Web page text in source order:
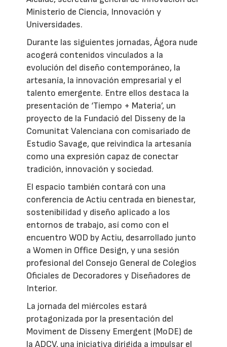
Ministerio de Ciencia, Innovación y
Universidades.
Durante las siguientes jornadas, Ágora nude
acogerá contenidos vinculados a la
evolución del diseño contemporáneo, la
artesanía, la innovación empresarial y el
talento emergente. Entre ellos destaca la
presentación de ‘Tiempo + Materia’, un
proyecto de la Fundació del Disseny de la
Comunitat Valenciana con comisariado de
Estudio Savage, que reivindica la artesanía
como una expresión capaz de conectar
tradición, innovación y sociedad.
El espacio también contará con una
conferencia de Actiu centrada en bienestar,
sostenibilidad y diseño aplicado a los
entornos de trabajo, así como con el
encuentro WOD by Actiu, desarrollado junto
a Women in Office Design, y una sesión
profesional del Consejo General de Colegios
Oficiales de Decoradores y Diseñadores de
Interior.
La jornada del miércoles estará
protagonizada por la presentación del
Moviment de Disseny Emergent (MoDE) de
la ADCV, una iniciativa dirigida a impulsar el